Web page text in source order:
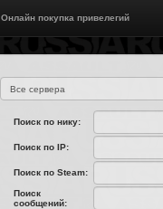
Онлайн покупка привелегий
Поиск по нику:
Поиск по IP:
Поиск по Steam:
Поиск
сообщений: